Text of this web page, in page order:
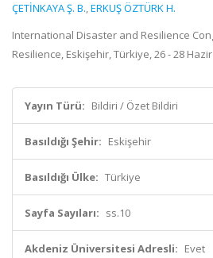
ÇETİNKAYA Ş. B.,ERKUŞ ÖZTÜRK H.
International Disaster and Resilience
Resilience, Eskişehir, Türkiye, 26 - 28
Yayın Türü: Bildiri / Özet Bildiri
Basıldığı Şehir: Eskişehir
Basıldığı Ülke: Türkiye
Sayfa Sayıları: ss.10
Akdeniz Üniversitesi Adresli: Evet